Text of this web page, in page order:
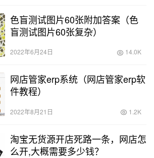
色盲测试图片60张附加答案（色
盲测试图片60张复杂）
2022年6月24日 14.0K
网店管家erp系统（网店管家erp软
件教程）
2022年8月21日 1.2K
淘宝无货源开店死路一条，网店怎
么开,大概需要多少钱？